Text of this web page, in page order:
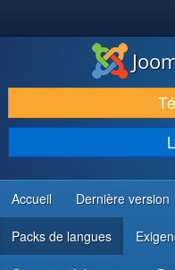
TÉLÉCHARGER & ENRICHIR
DÉCOUVRIR & APPRENDRE
COMMUNAUTÉ & SUPPORT
RESSOURCES DÉVELOPPEURS
Accueil Dernière version
Packs de langues